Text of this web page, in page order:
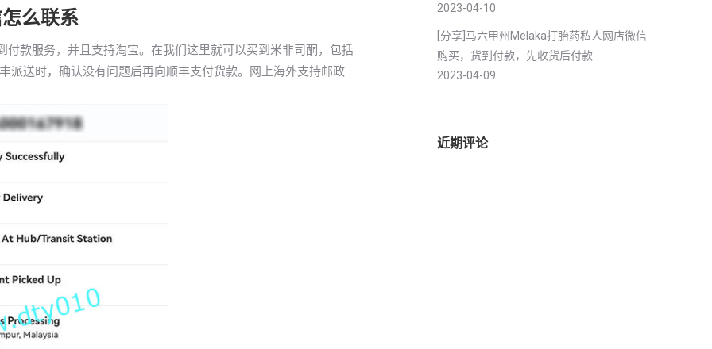
么联系
款服务，并且支持淘宝。在我们这里就可以买到米非司酮，包括
派送时，确认没有问题后再向顺丰支付货款。网上海外支持邮政
2023-04-10
[分享]马六甲州Melaka打胎药私人网店微信
购买，货到付款，先收货后付款
2023-04-09
近期评论